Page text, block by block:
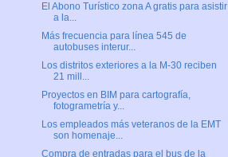
El Abono Turístico zona A gratis para asistir
a la...
Más frecuencia para línea 545 de
autobuses interur...
Los distritos exteriores a la M-30 reciben
21 mill...
Proyectos en BIM para cartografía,
fotogrametría y...
Los empleados más veteranos de la EMT
son homenaje...
Compra de entradas para el bus de la